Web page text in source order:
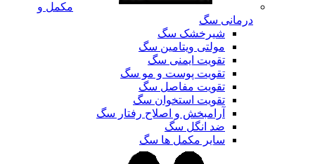
مکمل و
درمانی سگ
شیرخشک سگ
مولتی ویتامین سگ
تقویت ایمنی سگ
تقویت پوست و مو سگ
تقویت مفاصل سگ
تقویت استخوان سگ
آرامبخش و اصلاح رفتار سگ
ضد انگل سگ
سایر مکمل ها سگ